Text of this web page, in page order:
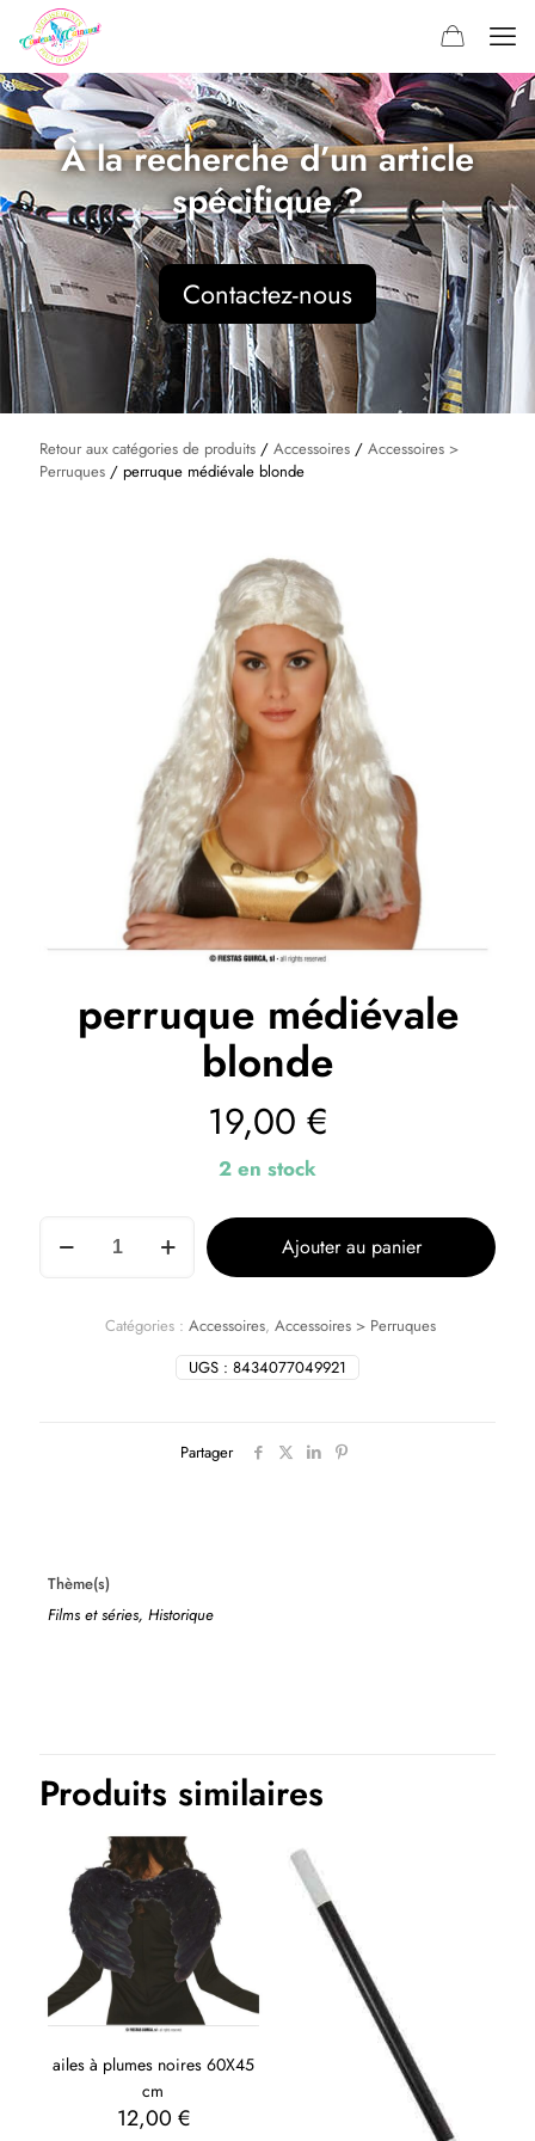
À la recherche d’un article
spécifique ?
Contactez-nous
Retour aux catégories de produits / Accessoires / Accessoires >
Perruques / perruque médiévale blonde
perruque médiévale
blonde
19,00 €
2 en stock
Ajouter au panier
UGS : 8434077049921
Catégories : Accessoires, Accessoires > Perruques
Partager
Thème(s)
Films et séries, Historique
Produits similaires
ailes à plumes noires 60X45
cm
12,00 €